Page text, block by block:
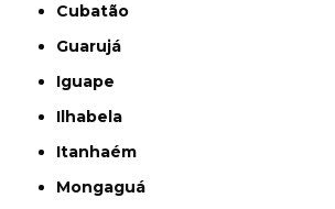
Cubatão
Guarujá
Iguape
Ilhabela
Itanhaém
Mongaguá